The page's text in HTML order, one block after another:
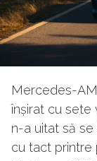
Mercedes-
înșirat cu sete
n-a uitat să
cu tact printre